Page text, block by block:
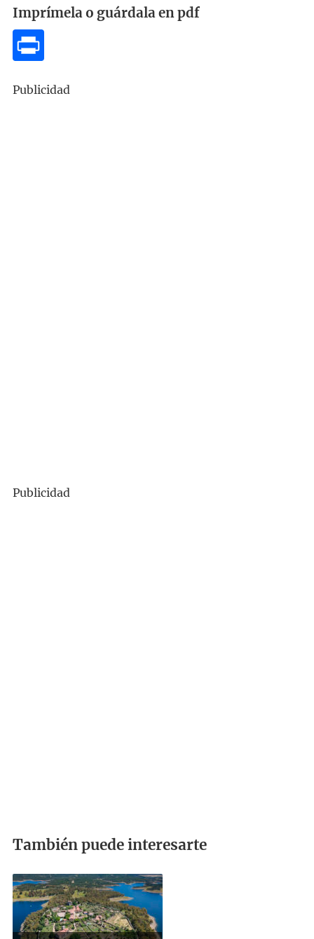
Imprímela o guárdala en pdf
Publicidad
Publicidad
También puede interesarte